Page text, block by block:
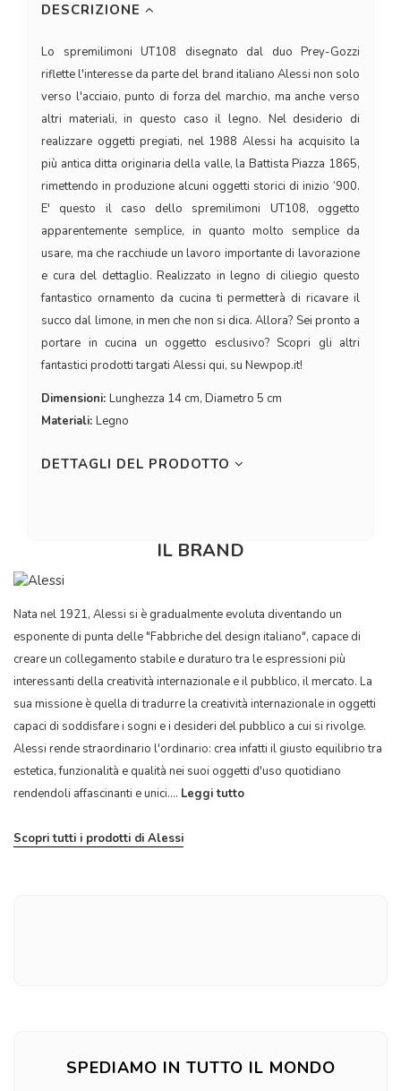
DESCRIZIONE
Lo spremilimoni UT108 disegnato dal duo Prey-Gozzi
riflette l'interesse da parte del brand italiano Alessi non solo
verso l'acciaio, punto di forza del marchio, ma anche verso
altri materiali, in questo caso il legno. Nel desiderio di
realizzare oggetti pregiati, nel 1988 Alessi ha acquisito la
più antica ditta originaria della valle, la Battista Piazza 1865,
rimettendo in produzione alcuni oggetti storici di inizio ‘900.
E' questo il caso dello spremilimoni UT108, oggetto
apparentemente semplice, in quanto molto semplice da
usare, ma che racchiude un lavoro importante di lavorazione
e cura del dettaglio. Realizzato in legno di ciliegio questo
fantastico ornamento da cucina ti permetterà di ricavare il
succo dal limone, in men che non si dica. Allora? Sei pronto a
portare in cucina un oggetto esclusivo? Scopri gli altri
fantastici prodotti targati Alessi qui, su Newpop.it!
Dimensioni: Lunghezza 14 cm, Diametro 5 cm
Materiali: Legno
DETTAGLI DEL PRODOTTO
IL BRAND
Nata nel 1921, Alessi si è gradualmente evoluta diventando un
esponente di punta delle "Fabbriche del design italiano", capace di
creare un collegamento stabile e duraturo tra le espressioni più
interessanti della creatività internazionale e il pubblico, il mercato. La
sua missione è quella di tradurre la creatività internazionale in oggetti
capaci di soddisfare i sogni e i desideri del pubblico a cui si rivolge.
Alessi rende straordinario l'ordinario: crea infatti il giusto equilibrio tra
estetica, funzionalità e qualità nei suoi oggetti d'uso quotidiano
rendendoli affascinanti e unici.... Leggi tutto
Scopri tutti i prodotti di Alessi
SPEDIAMO IN TUTTO IL MONDO